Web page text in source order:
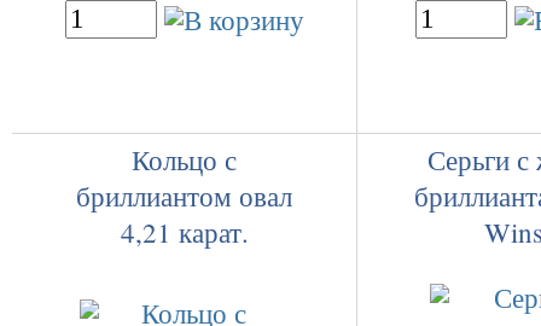
Кольцо с
бриллиантом овал
4,21 карат.
Серьги